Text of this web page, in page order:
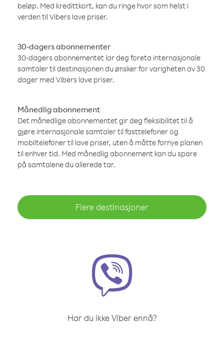
beløp. Med kredittkort, kan du ringe hvor som helst i
verden til Vibers lave priser.
30-dagers abonnementer
30-dagers abonnementet lar deg foreta internasjonale
samtaler til destinasjonen du ønsker for varigheten av 30
dager med Vibers lave priser.
Månedlig abonnement
Det månedlige abonnementet gir deg fleksibilitet til å
gjøre internasjonale samtaler til fasttelefoner og
mobiltelefoner til lave priser, uten å måtte fornye planen
til enhver tid. Med månedlig abonnement kan du spare
på samtalene du allerede tar.
Flere destinasjoner
Har du ikke Viber ennå?